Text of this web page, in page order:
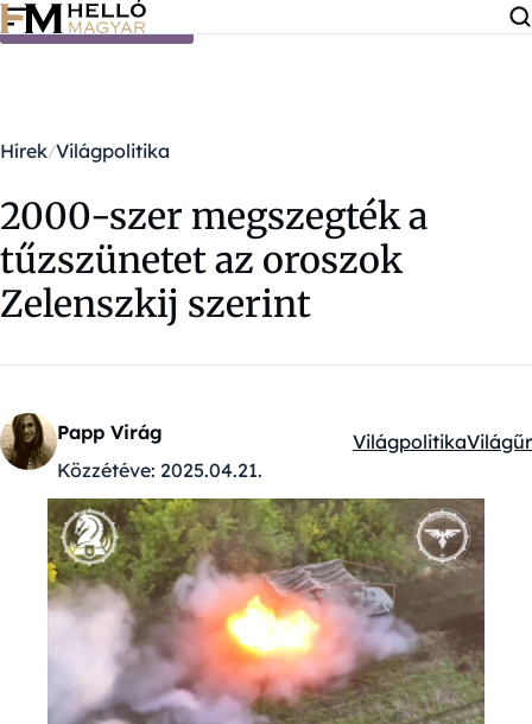
Ugrás a tartalomra
Hírek Világpolitika
2000-szer megszegték a
tűzszünetet az oroszok
Zelenszkij szerint
Papp Virág
Közzétéve: 2025.04.21.
Kategóriák:
VilágpolitikaVilágűr